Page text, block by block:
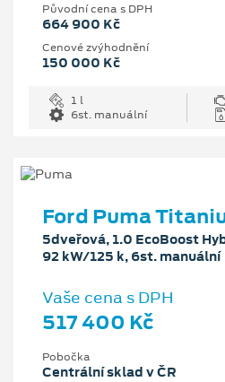
Původní cena s DPH
664 900 Kč
Cenové zvýhodnění
150 000 Kč
1 l
6st. manuální
Ford Puma
5dveřová, 1.0 EcoBoost
92 kW/125 k, 6st. manuální
Vaše cena s DPH
517 400 Kč
Pobočka
Centrální sklad v ČR